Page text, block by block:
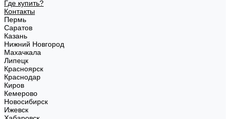
Где купить?
Контакты
Пермь
Саратов
Казань
Нижний Новгород
Махачкала
Липецк
Красноярск
Краснодар
Киров
Кемерово
Новосибирск
Ижевск